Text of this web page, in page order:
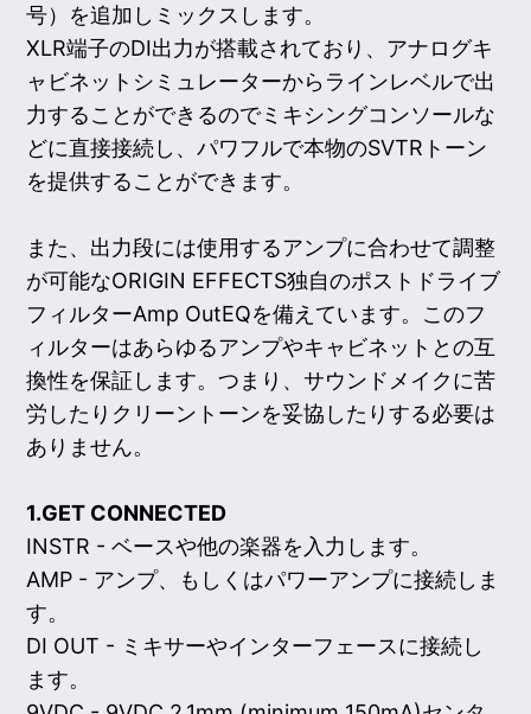
号）を追加しミックスします。
XLR端子のDI出力が搭載されており、アナログキ
ャビネットシミュレーターからラインレベルで出
力することができるのでミキシングコンソールな
どに直接接続し、パワフルで本物のSVTRトーン
を提供することができます。
また、出力段には使用するアンプに合わせて調整
が可能なORIGIN EFFECTS独自のポストドライブ
フィルターAmp OutEQを備えています。このフ
ィルターはあらゆるアンプやキャビネットとの互
換性を保証します。つまり、サウンドメイクに苦
労したりクリーントーンを妥協したりする必要は
ありません。
1.GET CONNECTED
INSTR - ベースや他の楽器を入力します。
AMP - アンプ、もしくはパワーアンプに接続しま
す。
DI OUT - ミキサーやインターフェースに接続し
ます。